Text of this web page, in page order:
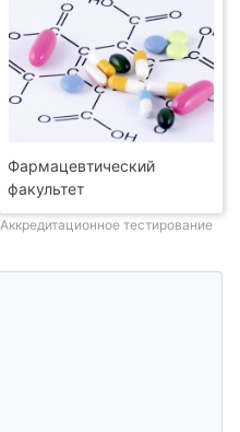
Фармацевтический
факультет
Аккредитационное тестирование